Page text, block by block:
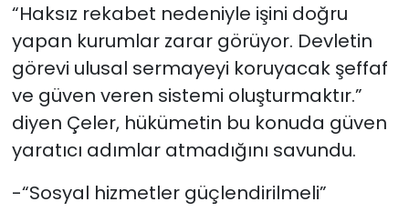
“Haksız rekabet nedeniyle işini doğru
yapan kurumlar zarar görüyor. Devletin
görevi ulusal sermayeyi koruyacak şeffaf
ve güven veren sistemi oluşturmaktır.”
diyen Çeler, hükümetin bu konuda güven
yaratıcı adımlar atmadığını savundu.
-“Sosyal hizmetler güçlendirilmeli”